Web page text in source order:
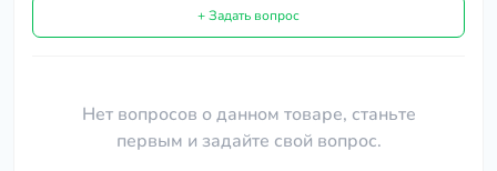
+ Задать вопрос
Нет вопросов о данном товаре, станьте
первым и задайте свой вопрос.